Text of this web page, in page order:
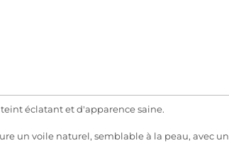
éclatant et d'apparence saine.
un voile naturel, semblable à la peau, avec